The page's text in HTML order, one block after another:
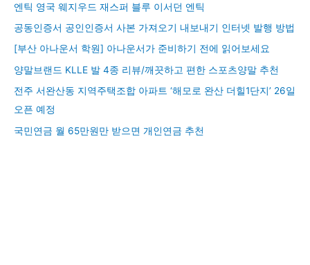
엔틱 영국 웨지우드 재스퍼 블루 이서던 엔틱
공동인증서 공인인증서 사본 가져오기 내보내기 인터넷 발행 방법
[부산 아나운서 학원] 아나운서가 준비하기 전에 읽어보세요
양말브랜드 KLLE 발 4종 리뷰/깨끗하고 편한 스포츠양말 추천
전주 서완산동 지역주택조합 아파트 ‘해모로 완산 더힐1단지’ 26일
오픈 예정
국민연금 월 65만원만 받으면 개인연금 추천